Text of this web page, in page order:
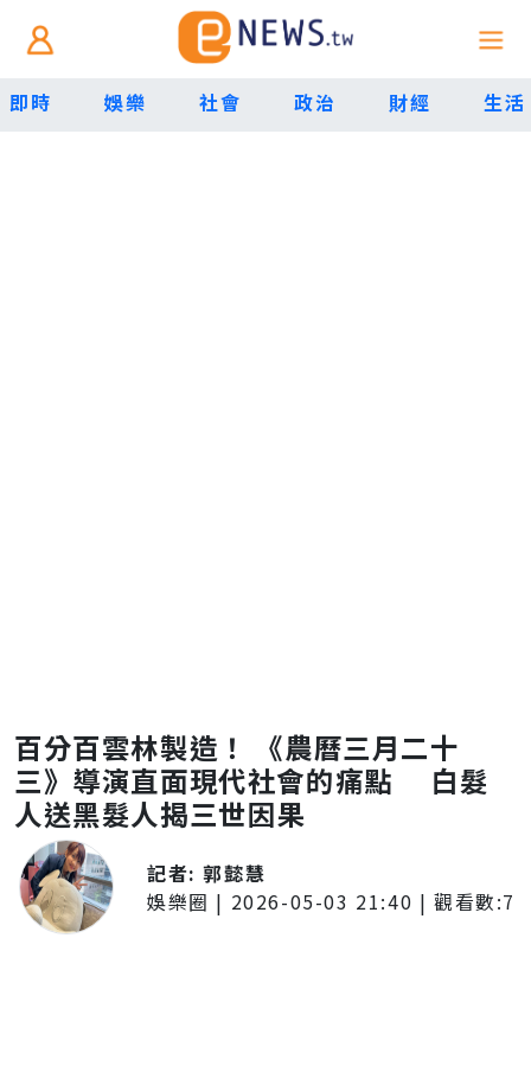
即時 娛樂 社會 政治 財經 生活
百分百雲林製造！ 《農曆三月二十
三》導演直面現代社會的痛點 白髮
人送黑髮人揭三世因果
記者:郭懿慧
娛樂圈 | 2026-05-03 21:40 | 觀看數:7